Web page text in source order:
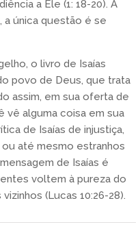
a Ele (1: 18-20). A
a única questão é se
o livro de Isaías
povo de Deus, que trata
assim, em sua oferta de
vê alguma coisa em sua
de Isaías de injustiça,
até mesmo estranhos
de Isaías é
voltem à pureza do
(Lucas 10:26-28).